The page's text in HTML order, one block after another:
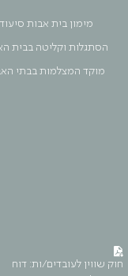
מימון בית אבות
הסתגלות וקליטה בבית
מוקד המצלמות בבתי
חוק שווין לעובדים/ות: דוח